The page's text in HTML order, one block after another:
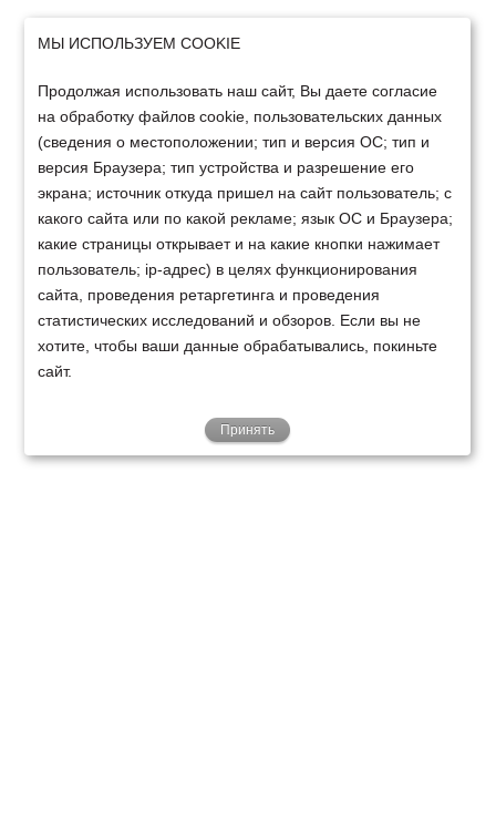
МЫ ИСПОЛЬЗУЕМ COOKIE
Продолжая использовать наш сайт, Вы даете согласие
на обработку файлов cookie, пользовательских данных
(сведения о местоположении; тип и версия ОС; тип и
версия Браузера; тип устройства и разрешение его
экрана; источник откуда пришел на сайт пользователь; с
какого сайта или по какой рекламе; язык ОС и Браузера;
какие страницы открывает и на какие кнопки нажимает
пользователь; ip-адрес) в целях функционирования
сайта, проведения ретаргетинга и проведения
статистических исследований и обзоров. Если вы не
хотите, чтобы ваши данные обрабатывались, покиньте
сайт.
Принять